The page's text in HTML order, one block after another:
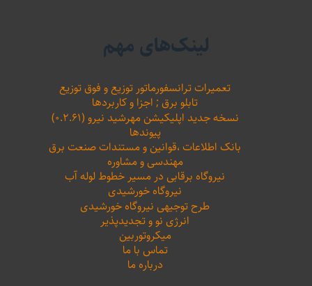
لینک‌های مهم
تعمیرات ترانسفورماتور توزیع و فوق توزیع
تابلو برق ; اجزا و کاربردها
نسخه جدید اپلیکیشن مهرشید نیرو (۰.۲.۶۱)
پیوندها
بانک اطلاعات ،‌قوانین و مستندات صنعت برق
مهندسی و مشاوره
نیروگاه برقابی در مسیر خطوط لوله آب
نیروگاه خورشیدی
طرح توجیهی نیروگاه خورشیدی
انرژی نو و تجدیدپذیر
میکروتوربین
تماس با ما
درباره ما